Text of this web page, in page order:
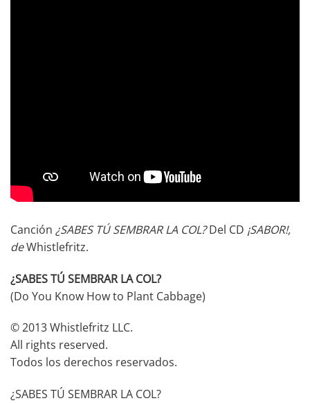
Canción ¿SABES TÚ SEMBRAR LA COL?Del CD ¡SABOR!,
deWhistlefritz.
¿SABES TÚ SEMBRAR LA COL?
(Do You Know How to Plant Cabbage)
© 2013 Whistlefritz LLC.
All rights reserved.
Todos los derechos reservados.
¿SABES TÚ SEMBRAR LA COL?